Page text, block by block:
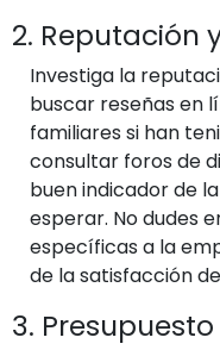
2. Reputación
Investiga la
buscar reseñas en
familiares si han
consultar foros de
buen indicador de
esperar. No dudes
específicas a la
de la satisfacción
3.